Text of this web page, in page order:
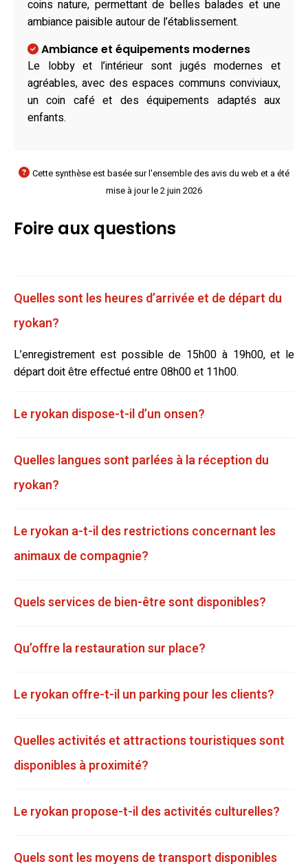
coins nature, permettant de belles balades et une
ambiance paisible autour de l’établissement.
Ambiance et équipements modernes
Le lobby et l’intérieur sont jugés modernes et
agréables, avec des espaces communs conviviaux,
un coin café et des équipements adaptés aux
enfants.
Cette synthèse est basée sur l'ensemble des avis du web et a été
mise à jour le 2 juin 2026
Foire aux questions
Quelles sont les heures d’arrivée et de départ du
ryokan?
L’enregistrement est possible de 15h00 à 19h00, et le
départ doit être effectué entre 08h00 et 11h00.
Le ryokan dispose-t-il d’un onsen?
Quelles langues sont parlées à la réception du
ryokan?
Le ryokan a-t-il des restrictions concernant les
animaux de compagnie?
Quels services de bien-être sont disponibles?
Qu’offre la restauration sur place?
Le ryokan offre-t-il un parking pour les clients?
Quelles activités et attractions touristiques sont
disponibles à proximité?
Le ryokan propose-t-il des activités culturelles?
Quels sont les moyens de transport disponibles